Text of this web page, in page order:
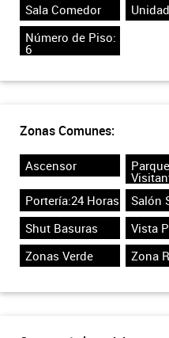
Sala Comedor
Número de Piso:
6
Zonas Comunes:
Ascensor
Portería:24 Horas
Salón
Shut Basuras
Vista
Zonas Verde
Zona